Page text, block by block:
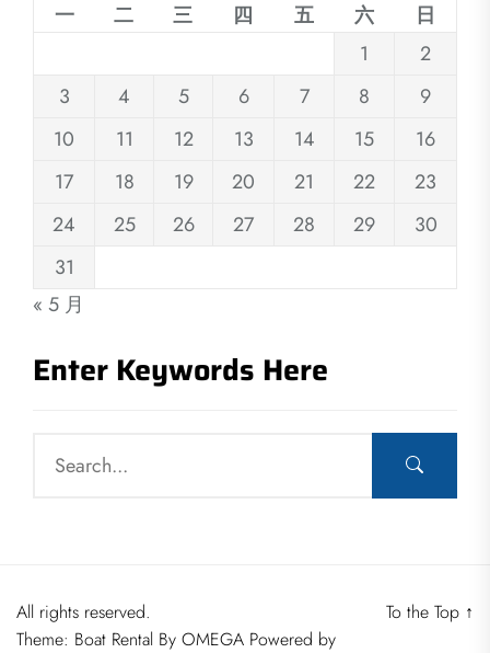
一
二 三 四 五 六
日
1
2
3
4 5 6 7 8
9
10
11 12 13 14 15
16
17
18 19 20 21 22
23
24
25 26 27 28 29
30
31
« 5 月
Enter Keywords Here
All rights reserved.
Theme: Boat Rental By OMEGA Powered by
To the Top ↑